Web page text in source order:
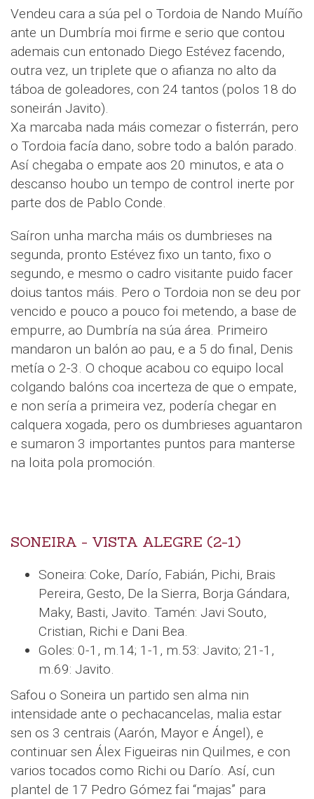
Vendeu cara a súa pel o Tordoia de Nando Muíño
ante un Dumbría moi firme e serio que contou
ademais cun entonado Diego Estévez facendo,
outra vez, un triplete que o afianza no alto da
táboa de goleadores, con 24 tantos (polos 18 do
soneirán Javito).
Xa marcaba nada máis comezar o fisterrán, pero
o Tordoia facía dano, sobre todo a balón parado.
Así chegaba o empate aos 20 minutos, e ata o
descanso houbo un tempo de control inerte por
parte dos de Pablo Conde.
Saíron unha marcha máis os dumbrieses na
segunda, pronto Estévez fixo un tanto, fixo o
segundo, e mesmo o cadro visitante puido facer
doius tantos máis. Pero o Tordoia non se deu por
vencido e pouco a pouco foi metendo, a base de
empurre, ao Dumbría na súa área. Primeiro
mandaron un balón ao pau, e a 5 do final, Denis
metía o 2-3. O choque acabou co equipo local
colgando balóns coa incerteza de que o empate,
e non sería a primeira vez, podería chegar en
calquera xogada, pero os dumbrieses aguantaron
e sumaron 3 importantes puntos para manterse
na loita pola promoción.
SONEIRA - VISTA ALEGRE (2-1)
Soneira: Coke, Darío, Fabián, Pichi, Brais
Pereira, Gesto, De la Sierra, Borja Gándara,
Maky, Basti, Javito. Tamén: Javi Souto,
Cristian, Richi e Dani Bea.
Goles: 0-1, m.14; 1-1, m.53: Javito; 21-1,
m.69: Javito.
Safou o Soneira un partido sen alma nin
intensidade ante o pechacancelas, malia estar
sen os 3 centrais (Aarón, Mayor e Ángel), e
continuar sen Álex Figueiras nin Quilmes, e con
varios tocados como Richi ou Darío. Así, cun
plantel de 17 Pedro Gómez fai “majas” para